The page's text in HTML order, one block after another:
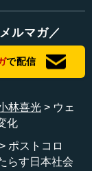
はないかと思
に重要です。
いても、実を
です。今回は
のだろうと思
ルマガ／
で配信
林喜光
ウェ
化
ポストコロ
らす日本社会